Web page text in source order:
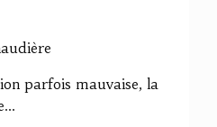
parfois mauvaise, la